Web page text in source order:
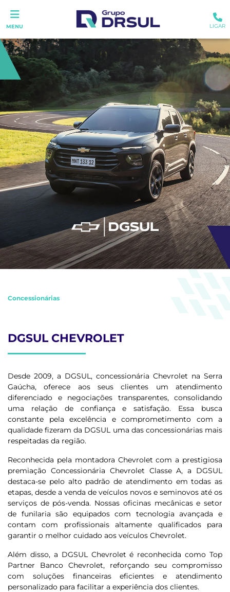
MENU LIGAR
Concessionárias
DGSUL CHEVROLET
Desde 2009, a DGSUL, concessionária Chevrolet na Serra
Gaúcha, oferece aos seus clientes um atendimento
diferenciado e negociações transparentes, consolidando
uma relação de confiança e satisfação. Essa busca
constante pela excelência e comprometimento com a
qualidade fizeram da DGSUL uma das concessionárias mais
respeitadas da região.
Reconhecida pela montadora Chevrolet com a prestigiosa
premiação Concessionária Chevrolet Classe A, a DGSUL
destaca-se pelo alto padrão de atendimento em todas as
etapas, desde a venda de veículos novos e seminovos até os
serviços de pós-venda. Nossas oficinas mecânicas e setor
de funilaria são equipados com tecnologia avançada e
contam com profissionais altamente qualificados para
garantir o melhor cuidado aos veículos Chevrolet.
Além disso, a DGSUL Chevrolet é reconhecida como Top
Partner Banco Chevrolet, reforçando seu compromisso
com soluções financeiras eficientes e atendimento
personalizado para facilitar a experiência dos clientes.